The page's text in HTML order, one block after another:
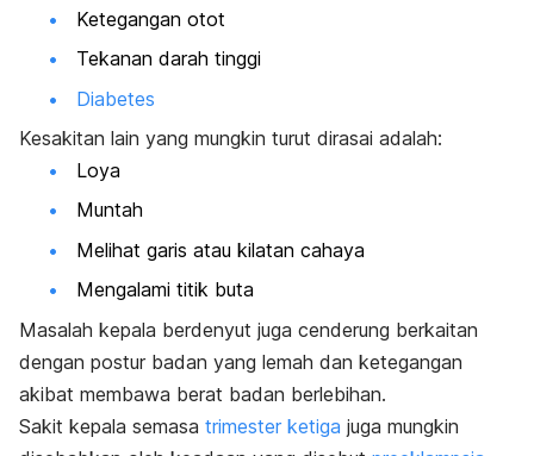
Ketegangan otot
Tekanan darah tinggi
Diabetes
Kesakitan lain yang mungkin turut dirasai adalah:
Loya
Muntah
Melihat garis atau kilatan cahaya
Mengalami titik buta
Masalah kepala berdenyut juga cenderung berkaitan
dengan postur badan yang lemah dan ketegangan
akibat membawa berat badan berlebihan.
Sakit kepala semasa trimester ketiga juga mungkin